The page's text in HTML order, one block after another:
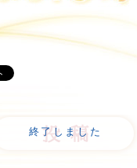
終了しました